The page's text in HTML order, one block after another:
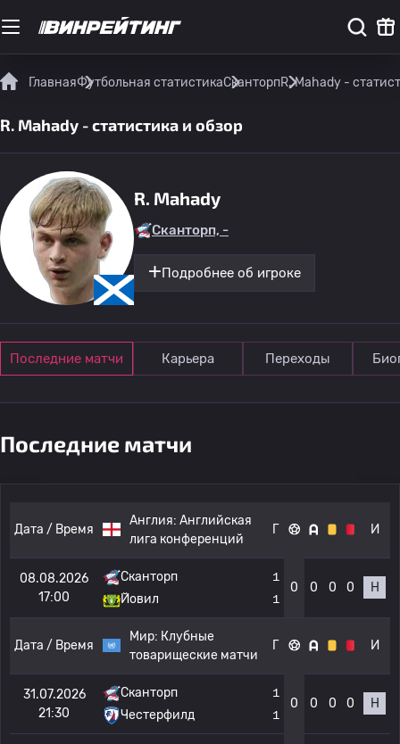
ГлавнаяФутбольная статистикаСканторпR. Mahady -
R. Mahady - статистика и обзор
R. Mahady
Сканторп, -
Подробнее об игроке
Последние матчи Карьера Переходы
Последние матчи
Дата / Время
Англия: Английская
лига конференций
Г И
08.08.2026
17:00
Сканторп
Йовил
1
1
0 0 0 0 Н
Дата / Время
Мир: Клубные
товарищеские матчи
Г И
31.07.2026
21:30
Сканторп
Честерфилд
1
1
0 0 0 0 Н